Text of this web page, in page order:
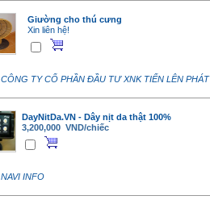
Giường cho thú cưng
Xin liên hệ!
CÔNG TY CỔ PHẦN ĐẦU TƯ XNK TIẾN LÊN PHÁT
DayNitDa.VN - Dây nịt da thật 100%
3,200,000 VND/chiếc
NAVI INFO